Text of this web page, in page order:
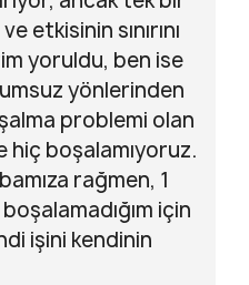
etkisinin sınırını
yoruldu, ben ise
yönlerinden
problemi olan
hiç boşalamıyoruz.
rağmen, 1
için
işini kendinin